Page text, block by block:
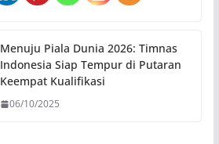
Menuju Piala Dunia 2026: Timnas
Indonesia Siap Tempur di Putaran
Keempat Kualifikasi
06/10/2025